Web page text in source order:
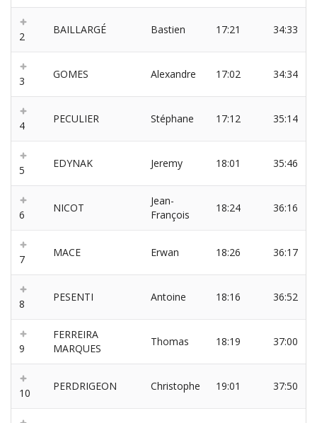
2
BAILLARGÉ Bastien 17:21 34:33
3
GOMES Alexandre 17:02 34:34
4
PECULIER Stéphane 17:12 35:14
5
EDYNAK Jeremy 18:01 35:46
6
NICOT
Jean-
François
18:24 36:16
7
MACE Erwan 18:26 36:17
8
PESENTI Antoine 18:16 36:52
9
FERREIRA
MARQUES
Thomas 18:19 37:00
10
PERDRIGEON Christophe 19:01 37:50